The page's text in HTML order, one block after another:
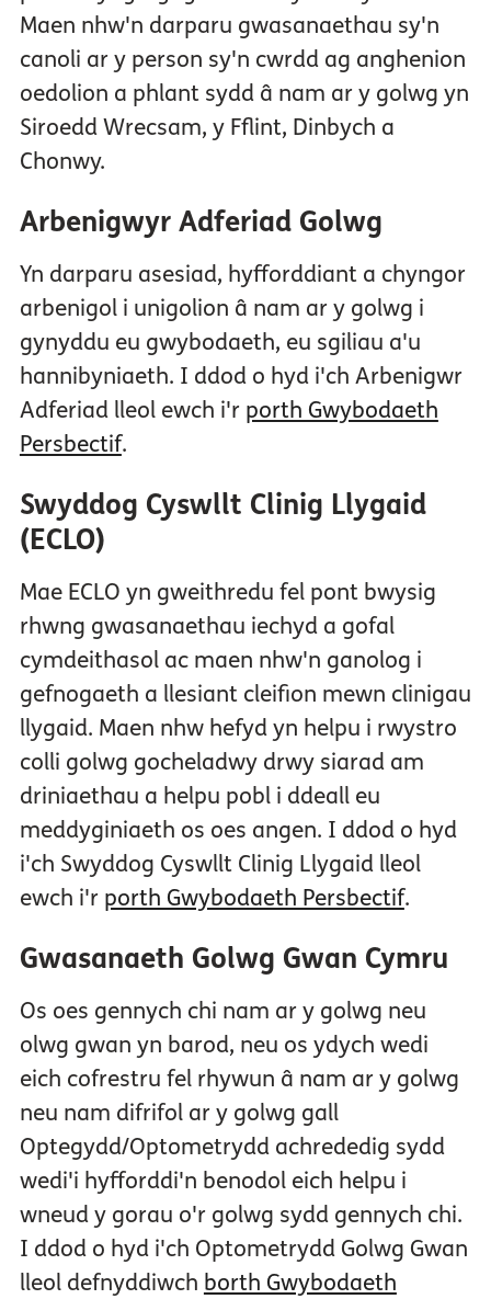
Maen nhw'n darparu gwasanaethau sy'n
canoli ar y person sy'n cwrdd ag anghenion
oedolion a phlant sydd â nam ar y golwg yn
Siroedd Wrecsam, y Fflint, Dinbych a
Chonwy.
Arbenigwyr Adferiad Golwg
Yn darparu asesiad, hyfforddiant a chyngor
arbenigol i unigolion â nam ar y golwg i
gynyddu eu gwybodaeth, eu sgiliau a'u
hannibyniaeth. I ddod o hyd i'ch Arbenigwr
Adferiad lleol ewch i'r porth Gwybodaeth
Persbectif.
Swyddog Cyswllt Clinig Llygaid
(ECLO)
Mae ECLO yn gweithredu fel pont bwysig
rhwng gwasanaethau iechyd a gofal
cymdeithasol ac maen nhw'n ganolog i
gefnogaeth a llesiant cleifion mewn clinigau
llygaid. Maen nhw hefyd yn helpu i rwystro
colli golwg gocheladwy drwy siarad am
driniaethau a helpu pobl i ddeall eu
meddyginiaeth os oes angen. I ddod o hyd
i'ch Swyddog Cyswllt Clinig Llygaid lleol
ewch i'r porth Gwybodaeth Persbectif.
Gwasanaeth Golwg Gwan Cymru
Os oes gennych chi nam ar y golwg neu
olwg gwan yn barod, neu os ydych wedi
eich cofrestru fel rhywun â nam ar y golwg
neu nam difrifol ar y golwg gall
Optegydd/Optometrydd achrededig sydd
wedi'i hyfforddi'n benodol eich helpu i
wneud y gorau o'r golwg sydd gennych chi.
I ddod o hyd i'ch Optometrydd Golwg Gwan
lleol defnyddiwch borth Gwybodaeth